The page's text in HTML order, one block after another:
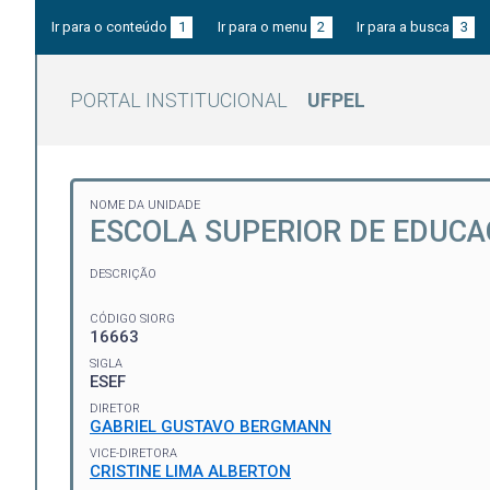
Ir para o conteúdo 1 Ir para o menu 2 Ir para a busca 3
PORTAL INSTITUCIONAL UFPEL
NOME DA UNIDADE
ESCOLA SUPERIOR DE
DESCRIÇÃO
CÓDIGO SIORG
16663
SIGLA
ESEF
DIRETOR
GABRIEL GUSTAVO BERGMANN
VICE-DIRETORA
CRISTINE LIMA ALBERTON